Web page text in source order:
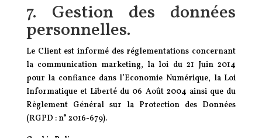
7. Gestion des données
personnelles.
Le Client est informé des réglementations concernant
la communication marketing, la loi du 21 Juin 2014
pour la confiance dans l’Economie Numérique, la Loi
Informatique et Liberté du 06 Août 2004 ainsi que du
Règlement Général sur la Protection des Données
(RGPD : n° 2016-679).